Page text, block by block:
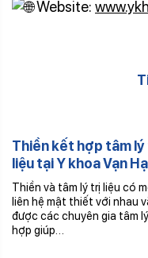
Website:
Thiền kết hợp tâm
liệu tại Y khoa Vạn
Thiền và tâm lý trị liệu có
liên hệ mật thiết với nhau
được các chuyên gia tâm
hợp giúp…